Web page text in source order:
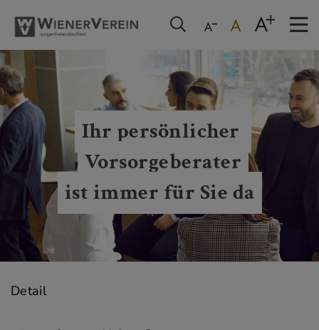
Ihr persönlicher
Vorsorgeberater
ist immer für Sie da
Detail